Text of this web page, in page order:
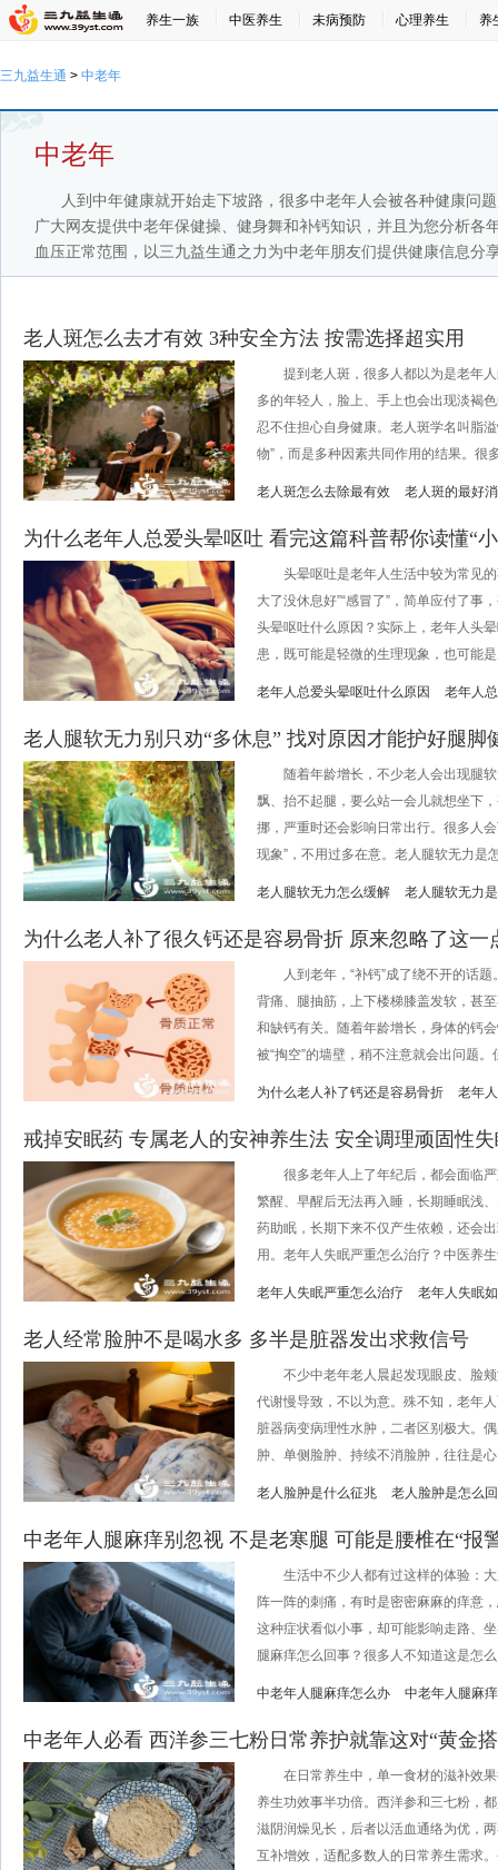
养生一族 中医养生 未病预防 心理养生 养
三九益生通 > 中老年
中老年
人到中年健康就开始走下坡路，很多中老年人会被各种健康问
广大网友提供中老年保健操、健身舞和补钙知识，并且为您分析各
血压正常范围，以三九益生通之力为中老年朋友们提供健康信息分
老人斑怎么去才有效 3种安全方法 按需选择超实用
提到老人斑，很多人都以为是老年人
多的年轻人，脸上、手上也会出现淡褐
忍不住担心自身健康。老人斑学名叫脂
物”，而是多种因素共同作用的结果。很
老人斑怎么去除最有效 老人斑的最好
为什么老年人总爱头晕呕吐 看完这篇科普帮你读懂“
头晕呕吐是老年人生活中较为常见的
大了没休息好”“感冒了”，简单应付了事
头晕呕吐什么原因？实际上，老年人头
患，既可能是轻微的生理现象，也可能
老年人总爱头晕呕吐什么原因 老年人
老人腿软无力别只劝“多休息” 找对原因才能护好腿脚
随着年龄增长，不少老人会出现腿软
飘、抬不起腿，要么站一会儿就想坐下
挪，严重时还会影响日常出行。很多人
现象”，不用过多在意。老人腿软无力是
老人腿软无力怎么缓解 老人腿软无力
为什么老人补了很久钙还是容易骨折 原来忽略了这一
人到老年，“补钙”成了绕不开的话题
背痛、腿抽筋，上下楼梯膝盖发软，甚
和缺钙有关。随着年龄增长，身体的钙
被“掏空”的墙壁，稍不注意就会出问题。
为什么老人补了钙还是容易骨折 老年
戒掉安眠药 专属老人的安神养生法 安全调理顽固性
很多老年人上了年纪后，都会面临严
繁醒、早醒后无法再入睡，长期睡眠浅
药助眠，长期下来不仅产生依赖，还会
用。老年人失眠严重怎么治疗？中医养
老年人失眠严重怎么治疗 老年人失眠
老人经常脸肿不是喝水多 多半是脏器发出求救信号
不少中老年老人晨起发现眼皮、脸颊
代谢慢导致，不以为意。殊不知，老年
脏器病变病理性水肿，二者区别极大。
肿、单侧脸肿、持续不消脸肿，往往是
老人脸肿是什么征兆 老人脸肿是怎么
中老年人腿麻痒别忽视 不是老寒腿 可能是腰椎在“报
生活中不少人都有过这样的体验：大
阵一阵的刺痛，有时是密密麻麻的痒意
这种症状看似小事，却可能影响走路、
腿麻痒怎么回事？很多人不知道这是怎
中老年人腿麻痒怎么办 中老年人腿麻
中老年人必看 西洋参三七粉日常养护就靠这对“黄金
在日常养生中，单一食材的滋补效果
养生功效事半功倍。西洋参和三七粉，
滋阴润燥见长，后者以活血通络为优，
互补增效，适配多数人的日常养生需求